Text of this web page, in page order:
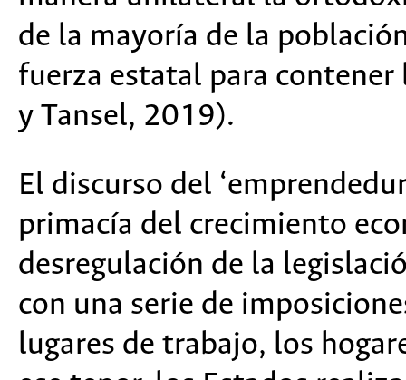
de la mayoría de la
fuerza estatal para
y Tansel, 2019).
El discurso del
primacía del crecimiento
desregulación de la
con una serie de
lugares de trabajo, los